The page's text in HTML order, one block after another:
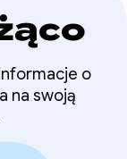
o
na swoją